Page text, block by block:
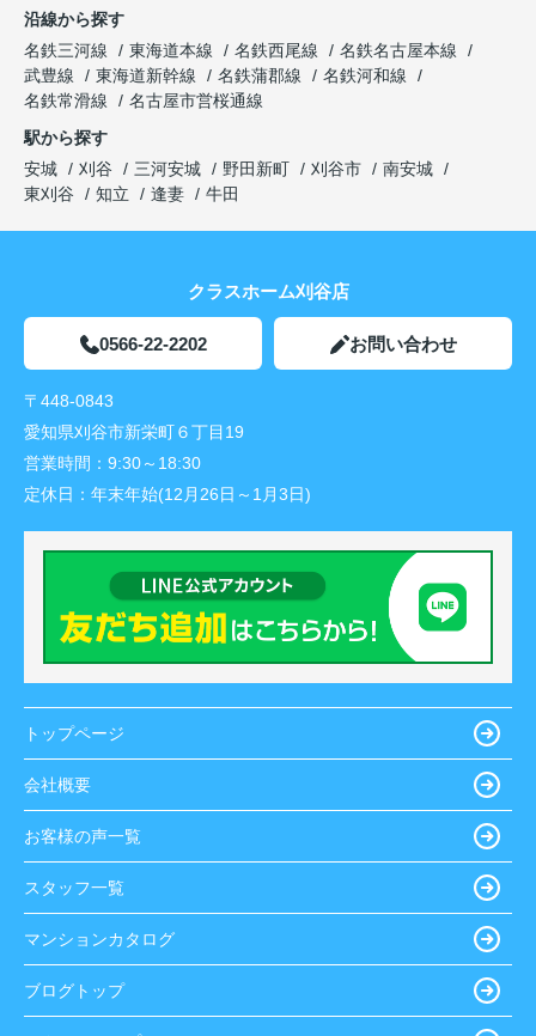
沿線から探す
名鉄三河線
東海道本線 名鉄西尾線
名鉄名古屋本線
武豊線
東海道新幹線 名鉄蒲郡線
名鉄河和線
名鉄常滑線
名古屋市営桜通線
駅から探す
安城
刈谷 三河安城 野田新町 刈谷市
南安城
東刈谷
知立 逢妻 牛田
クラスホーム刈谷店
0566-22-2202 お問い合わせ
〒448-0843
愛知県刈谷市新栄町６丁目19
営業時間： 9:30～18:30
定休日： 年末年始(12月26日～1月3日)
トップページ
会社概要
お客様の声一覧
スタッフ一覧
マンションカタログ
ブログトップ